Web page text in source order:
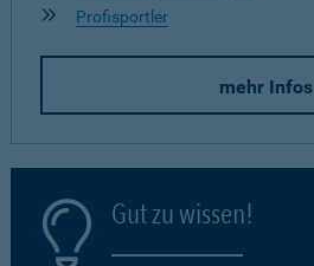
Profisportler
mehr Infos
Gut zu wissen!